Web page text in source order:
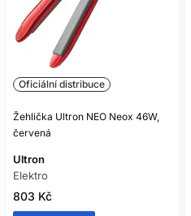
Oficiální distribuce
Žehlička Ultron NEO Neox 46W,
červená
Ultron
Elektro
803 Kč